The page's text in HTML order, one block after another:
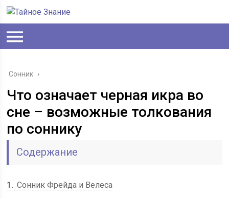
Сонник ›
Что означает черная икра во
сне – возможные толкования
по соннику
Содержание
1
Сонник Фрейда и Велеса